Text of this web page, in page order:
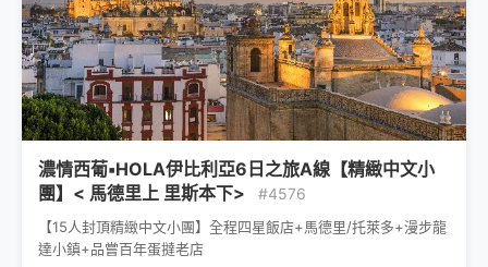
濃情西葡▪HOLA伊比利亞6日之旅A線【精緻中文小
團】< 馬德里上 里斯本下>
#4576
【15人封頂精緻中文小團】全程四星飯店+馬德里/托萊多+漫步龍
達小鎮+品嘗百年蛋撻老店